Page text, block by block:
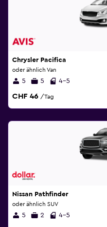
Chrysler Pacifica
oder ähnlich Van
5 5 4-5
CHF 46 /Tag
Nissan Pathfinder
oder ähnlich SUV
5 2 4-5